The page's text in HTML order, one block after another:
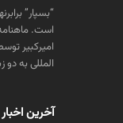
است.
المللی به دو
آخرین اخبار